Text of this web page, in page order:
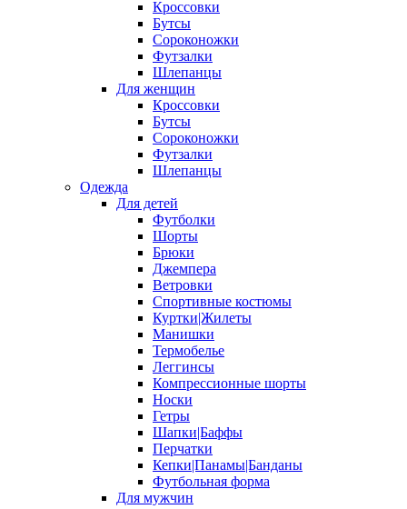
Кроссовки
Бутсы
Сороконожки
Футзалки
Шлепанцы
Для женщин
Кроссовки
Бутсы
Сороконожки
Футзалки
Шлепанцы
Одежда
Для детей
Футболки
Шорты
Брюки
Джемпера
Ветровки
Спортивные костюмы
Куртки|Жилеты
Манишки
Термобелье
Леггинсы
Компрессионные шорты
Носки
Гетры
Шапки|Баффы
Перчатки
Кепки|Панамы|Банданы
Футбольная форма
Для мужчин